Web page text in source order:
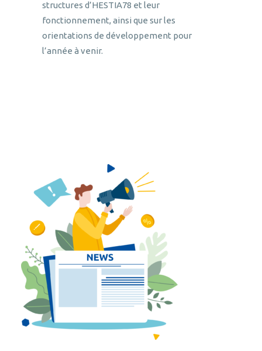
structures d’HESTIA78 et leur
fonctionnement, ainsi que sur les
orientations de développement pour
l’année à venir.